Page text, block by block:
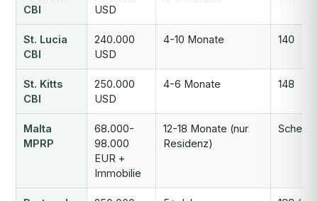
CBI
USD
St. Lucia
CBI
240.000
USD
4-10 Monate 140
St. Kitts
CBI
250.000
USD
4-6 Monate 148
Malta
MPRP
68.000-
98.000
EUR +
Immobilie
12-18 Monate (nur
Residenz)